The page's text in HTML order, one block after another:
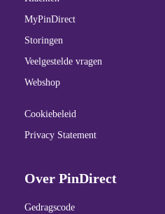
MyPinDirect
Storingen
Veelgestelde vragen
Webshop
Cookiebeleid
Privacy Statement
Over PinDirect
Gedragscode